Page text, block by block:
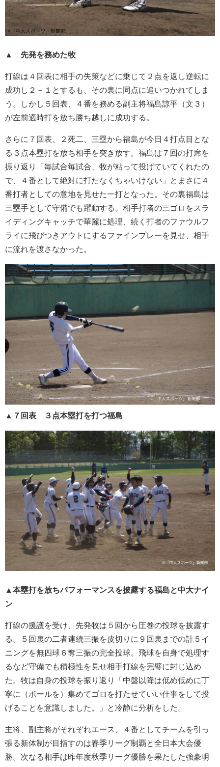
▲ 先発を務めた牧
打線は４回表に相手の失策などに乗じて２点を返し逆転に
成功し２－１とするも、その裏に同点に追いつかれてしま
う。しかし５回表、４番を務める副主将福島諒平（文３）
が左前適時打を放ち勝ち越しに成功する。
さらに７回表、２死二、三塁から福島が今日４打点目とな
る３点本塁打を放ち相手を突き放す。福島は７回の打席を
振り返り「毎試合毎試合、牧が粘って投げていてくれたの
で、４番として絶対に打たなくちゃいけない」とまさに４
番打者としての意地を見せた一打となった。その裏福島は
三塁手として守備でも躍動する。相手打者の三ゴロをスラ
イディングキャッチで華麗に処理、続く打者のファウルフ
ライに飛びつきアウトにするファインプレーを見せ、相手
に流れを渡さなかった。
▲ ７回表 ３点本塁打を打つ福島
▲ 本塁打を放ちパフォーマンスを披露する福島と中大ナイ
ン
打線の援護を受け、先発牧は５回から圧巻の投球を披露す
る。５回裏の二者連続三振を皮切りに９回裏までの計５イ
ニングを無四球６奪三振の完全投球。飛球を自身で処理す
るなど守備でも積極性を見せ相手打線を完璧に封じ込め
た。牧は自身の投球を振り返り「中盤以降は低め低めに丁
寧に（ボールを）集めてゴロを打たせていい仕事をして投
げることを意識しました。」と冷静に分析をした。
主将、副主将がそれぞれエース、４番としてチームを引っ
張る新体制が目指すのは春季リーグ制覇と全日本大会優
勝。次なる相手は昨年度秋季リーグ優勝を果たした強豪明